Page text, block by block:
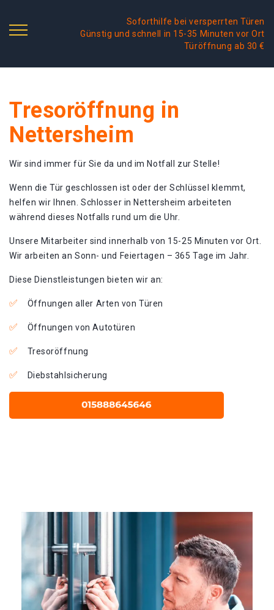
Soforthilfe bei versperrten Türen
Günstig und schnell in 15-35 Minuten vor Ort
Türöffnung ab 30 €
Tresoröffnung in
Nettersheim
Wir sind immer für Sie da und im Notfall zur Stelle!
Wenn die Tür geschlossen ist oder der Schlüssel klemmt,
helfen wir Ihnen. Schlosser in Nettersheim arbeiteten
während dieses Notfalls rund um die Uhr.
Unsere Mitarbeiter sind innerhalb von 15-25 Minuten vor Ort.
Wir arbeiten an Sonn- und Feiertagen – 365 Tage im Jahr.
Diese Dienstleistungen bieten wir an:
Öffnungen aller Arten von Türen
Öffnungen von Autotüren
Tresoröffnung
Diebstahlsicherung